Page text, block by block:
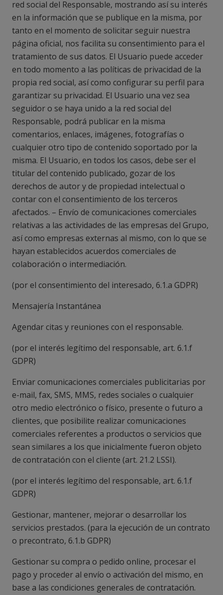
red social del Responsable, mostrando así su interés
en la información que se publique en la misma, por
tanto en el momento de solicitar seguir nuestra
página oficial, nos facilita su consentimiento para el
tratamiento de sus datos. El Usuario puede acceder
en todo momento a las políticas de privacidad de la
propia red social, así como configurar su perfil para
garantizar su privacidad. El Usuario una vez sea
seguidor o se haya unido a la red social del
Responsable, podrá publicar en la misma
comentarios, enlaces, imágenes, fotografías o
cualquier otro tipo de contenido soportado por la
misma. El Usuario, en todos los casos, debe ser el
titular del contenido publicado, gozar de los
derechos de autor y de propiedad intelectual o
contar con el consentimiento de los terceros
afectados. – Envío de comunicaciones comerciales
relativas a las actividades de las empresas del Grupo,
así como empresas externas al mismo, con lo que se
hayan establecidos acuerdos comerciales de
colaboración o intermediación.
(por el consentimiento del interesado, 6.1.a GDPR)
Mensajería Instantánea
Agendar citas y reuniones con el responsable.
(por el interés legítimo del responsable, art. 6.1.f
GDPR)
Enviar comunicaciones comerciales publicitarias por
e-mail, fax, SMS, MMS, redes sociales o cualquier
otro medio electrónico o físico, presente o futuro a
clientes, que posibilite realizar comunicaciones
comerciales referentes a productos o servicios que
sean similares a los que inicialmente fueron objeto
de contratación con el cliente (art. 21.2 LSSI).
(por el interés legítimo del responsable, art. 6.1.f
GDPR)
Gestionar, mantener, mejorar o desarrollar los
servicios prestados. (para la ejecución de un contrato
o precontrato, 6.1.b GDPR)
Gestionar su compra o pedido online, procesar el
pago y proceder al envío o activación del mismo, en
base a las condiciones generales de contratación.